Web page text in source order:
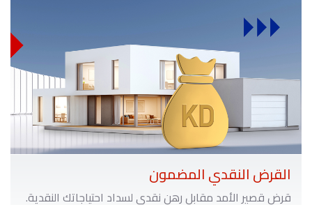
القرض النقدي المضمون
قرض قصير الأمد مقابل رهن نقدي لسداد احتياجاتك النقدية.